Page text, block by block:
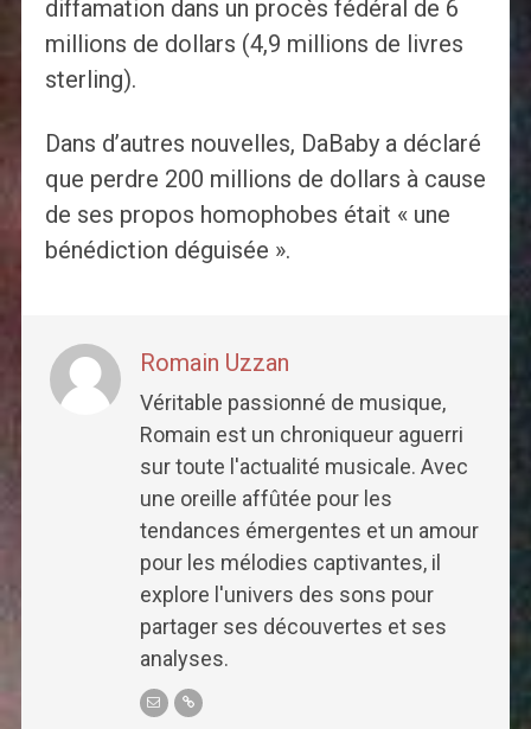
diffamation dans un procès fédéral de 6
millions de dollars (4,9 millions de livres
sterling).
Dans d’autres nouvelles, DaBaby a déclaré
que perdre 200 millions de dollars à cause
de ses propos homophobes était « une
bénédiction déguisée ».
Romain Uzzan
Véritable passionné de musique,
Romain est un chroniqueur aguerri
sur toute l'actualité musicale. Avec
une oreille affûtée pour les
tendances émergentes et un amour
pour les mélodies captivantes, il
explore l'univers des sons pour
partager ses découvertes et ses
analyses.